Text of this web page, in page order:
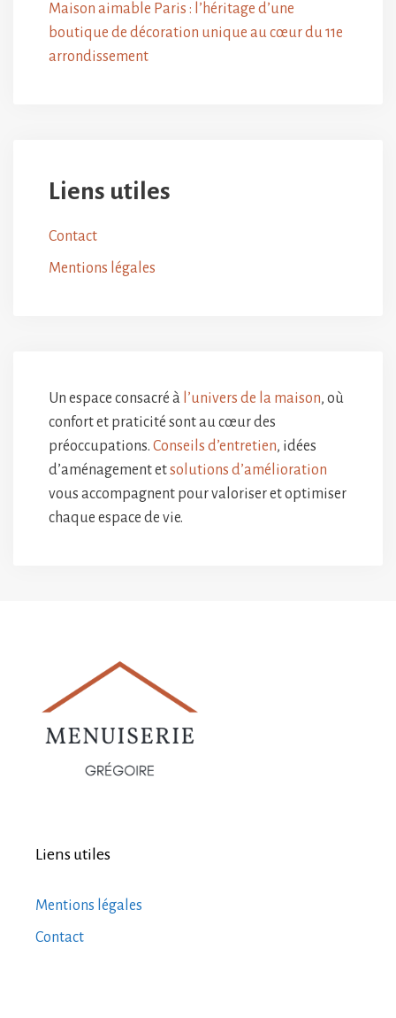
Maison aimable Paris : l’héritage d’une
boutique de décoration unique au cœur du 11e
arrondissement
Liens utiles
Contact
Mentions légales
Un espace consacré à l’univers de la maison, où
confort et praticité sont au cœur des
préoccupations. Conseils d’entretien, idées
d’aménagement etsolutions d’amélioration
vous accompagnent pour valoriser et optimiser
chaque espace de vie.
Liens utiles
Mentions légales
Contact